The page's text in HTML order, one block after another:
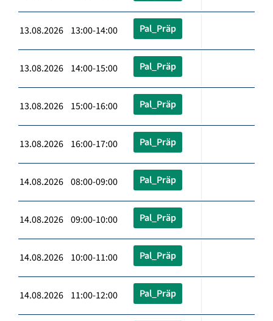
13.08.2026 13:00-14:00 Pal_Präp
13.08.2026 14:00-15:00 Pal_Präp
13.08.2026 15:00-16:00 Pal_Präp
13.08.2026 16:00-17:00 Pal_Präp
14.08.2026 08:00-09:00 Pal_Präp
14.08.2026 09:00-10:00 Pal_Präp
14.08.2026 10:00-11:00 Pal_Präp
14.08.2026 11:00-12:00 Pal_Präp